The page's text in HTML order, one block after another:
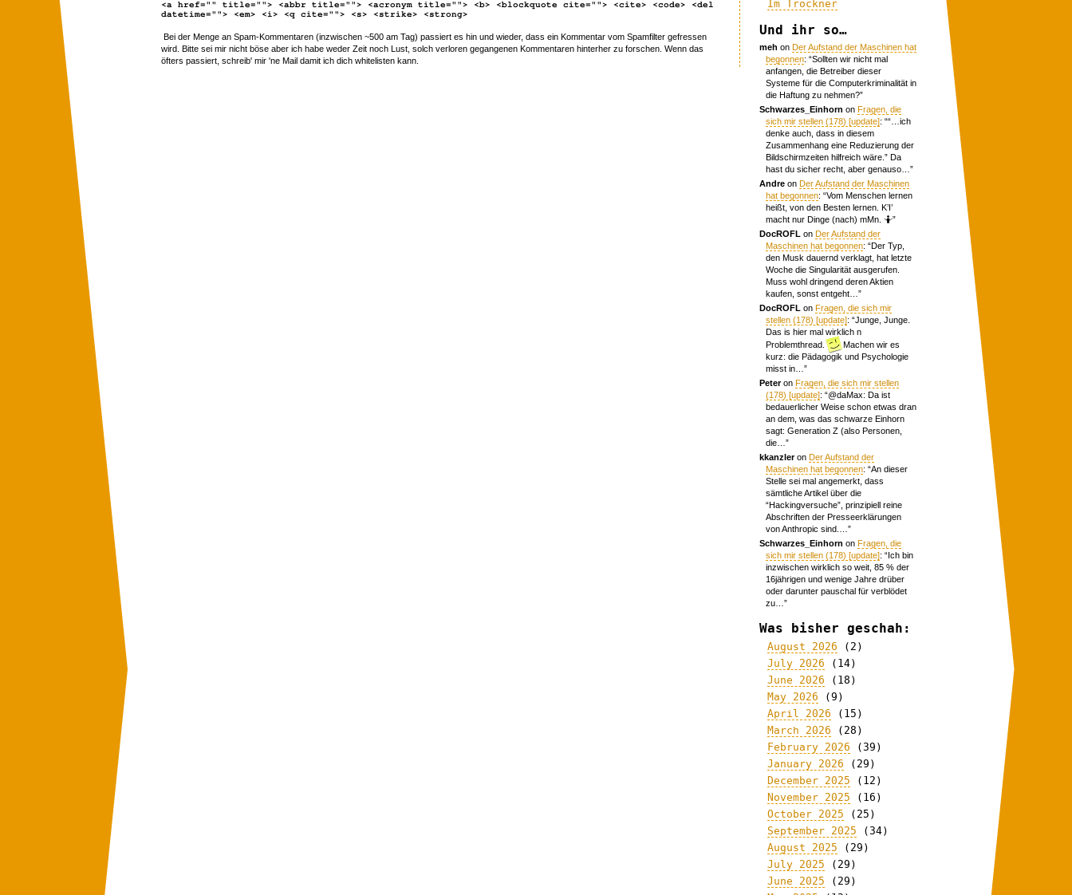
<a href="" title=""> <abbr title=""> <acronym title=""> <b> <blockquote cite=""> <cite> <code> <del
datetime=""> <em> <i> <q cite=""> <s> <strike> <strong>
Bei der Menge an Spam-Kommentaren (inzwischen ~500 am Tag) passiert es hin und wieder, dass ein Kommentar vom Spamfilter gefressen
wird. Bitte sei mir nicht böse aber ich habe weder Zeit noch Lust, solch verloren gegangenen Kommentaren hinterher zu forschen. Wenn das
öfters passiert, schreib' mir 'ne Mail damit ich dich whitelisten kann.
Im Trockner
Und ihr so…
meh onDer Aufstand der Maschinen hat
begonnen: “Sollten wir nicht mal
anfangen, die Betreiber dieser
Systeme für die Computerkriminalität in
die Haftung zu nehmen?”
Schwarzes_Einhorn onFragen, die
sich mir stellen (178) [update]: ““…ich
denke auch, dass in diesem
Zusammenhang eine Reduzierung der
Bildschirmzeiten hilfreich wäre.” Da
hast du sicher recht, aber genauso… ”
Andre onDer Aufstand der Maschinen
hat begonnen: “Vom Menschen lernen
heißt, von den Besten lernen. K’I’
macht nur Dinge (nach) mMn. 🤷”
DocROFL onDer Aufstand der
Maschinen hat begonnen: “Der Typ,
den Musk dauernd verklagt, hat letzte
Woche die Singularität ausgerufen.
Muss wohl dringend deren Aktien
kaufen, sonst entgeht… ”
DocROFL onFragen, die sich mir
stellen (178) [update]: “Junge, Junge.
Das is hier mal wirklich n
Problemthread.
Machen wir es
kurz: die Pädagogik und Psychologie
misst in… ”
PeteronFragen, die sich mir stellen
(178) [update]: “@daMax: Da ist
bedauerlicher Weise schon etwas dran
an dem, was das schwarze Einhorn
sagt: Generation Z (also Personen,
die… ”
kkanzleronDer Aufstand der
Maschinen hat begonnen: “An dieser
Stelle sei mal angemerkt, dass
sämtliche Artikel über die
“Hackingversuche”, prinzipiell reine
Abschriften der Presseerklärungen
von Anthropic sind.… ”
Schwarzes_Einhorn onFragen, die
sich mir stellen (178) [update]: “Ich bin
inzwischen wirklich so weit, 85 % der
16jährigen und wenige Jahre drüber
oder darunter pauschal für verblödet
zu… ”
Was bisher geschah:
August 2026 (2)
July 2026 (14)
June 2026 (18)
May 2026 (9)
April 2026 (15)
March 2026 (28)
February 2026 (39)
January 2026 (29)
December 2025 (12)
November 2025 (16)
October 2025 (25)
September 2025 (34)
August 2025 (29)
July 2025 (29)
June 2025 (29)